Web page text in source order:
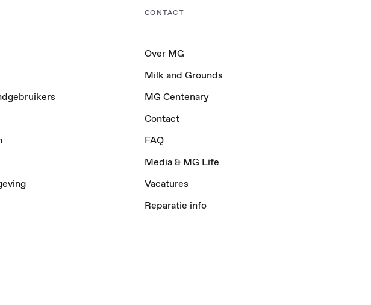
CONTACT
Over MG
Milk and Grounds
MG Centenary
Contact
FAQ
Media & MG Life
Vacatures
Reparatie info